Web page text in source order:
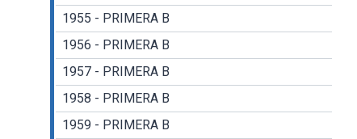
1955 - PRIMERA B
1956 - PRIMERA B
1957 - PRIMERA B
1958 - PRIMERA B
1959 - PRIMERA B